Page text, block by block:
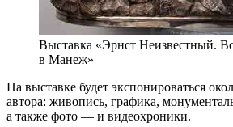
Выставка «Эрнст Неизвестный.
в Манеж»
На выставке будет экспонироваться
автора: живопись, графика,
а также фото — и видеохроники.